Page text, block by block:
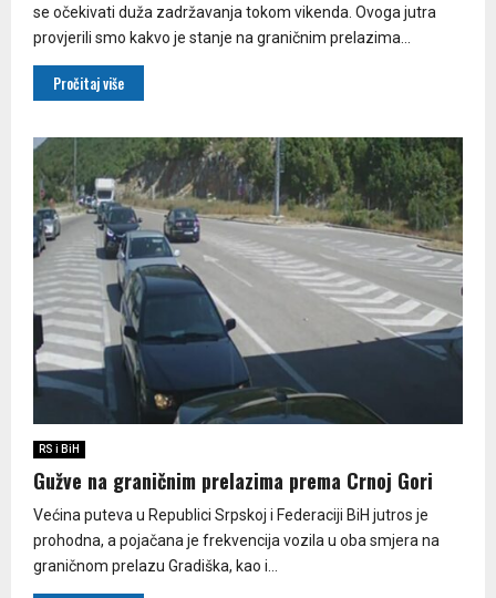
se očekivati duža zadržavanja tokom vikenda. Ovoga jutra
provjerili smo kakvo je stanje na graničnim prelazima...
Pročitaj više
RS i BiH
Gužve na graničnim prelazima prema Crnoj Gori
Većina puteva u Republici Srpskoj i Federaciji BiH jutros je
prohodna, a pojačana je frekvencija vozila u oba smjera na
graničnom prelazu Gradiška, kao i...